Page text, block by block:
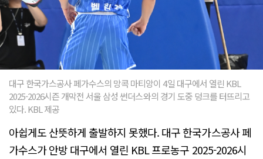
대구 한국가스공사 페가수스의 망콕 마티앙이 4일 대구에서 열린 KBL
2025-2026시즌 개막전 서울 삼성 썬더스와의 경기 도중 덩크를 터뜨리고
있다. KBL 제공
아쉽게도 산뜻하게 출발하지 못했다. 대구 한국가스공사 페
가수스가 안방 대구에서 열린 KBL 프로농구 2025-2026시